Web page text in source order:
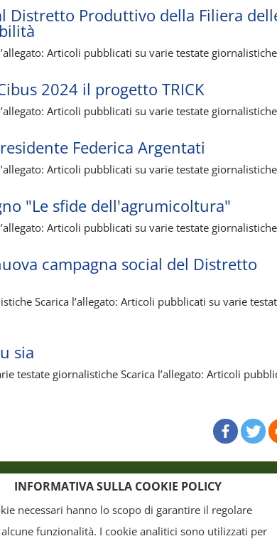
Distretto Produttivo della Filiera
Articoli pubblicati su varie testate giornalistiche
2024 il progetto TRICK
Articoli pubblicati su varie testate giornalistiche
Federica Argentati
Articoli pubblicati su varie testate giornalistiche
"Le sfide dell'agrumicoltura"
Articoli pubblicati su varie testate giornalistiche
campagna social del Distretto
Scarica l’allegato: Articoli pubblicati su varie
sia
testate giornalistiche Scarica l’allegato: Articoli
INFORMATIVA SULLA COOKIE POLICY
necessari hanno lo scopo di garantire il regolare
funzionalità. I cookie analitici sono utilizzati per